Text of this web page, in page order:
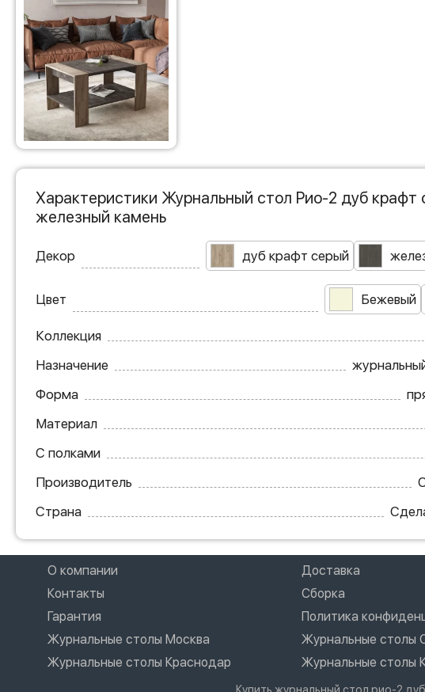
Характеристики Журнальный стол Рио-2 дуб крафт
железный камень
Декор дуб крафт серый
Цвет Бежевый
Коллекция
Назначение
Форма
Материал
С полками
Производитель
Страна
О компании
Доставка
Контакты
Сборка
Гарантия
Политика
Журнальные столы Москва
Журнальные столы
Журнальные столы Краснодар
Журнальные столы
Купить журнальный стол рио-2